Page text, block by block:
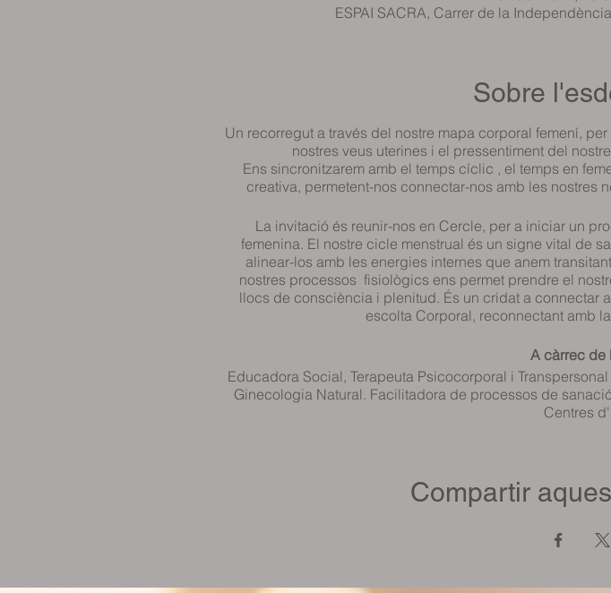
ESPAI SACRA, Carrer de la
Sobre
Un recorregut a través del nostre mapa corporal femení,
nostres veus uterines i el pressentiment del
Ens sincronitzarem amb el temps cíclic , el temps en
creativa, permetent-nos connectar-nos amb les nostres
La invitació és reunir-nos en Cercle, per a iniciar un
femenina. El nostre cicle menstrual és un signe vital de
alinear-los amb les energies internes que anem
nostres processos fisiològics ens permet prendre el
llocs de consciència i plenitud. És un cridat a connectar
escolta Corporal, reconnectant amb
A càrrec de
Educadora Social, Terapeuta Psicocorporal i
Ginecologia Natural. Facilitadora de processos de
Centres
Compartir